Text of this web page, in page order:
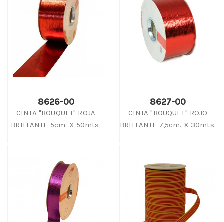
8626-00
CINTA "BOUQUET" ROJA
BRILLANTE 5cm. X 50mts.
8627-00
CINTA "BOUQUET" ROJO
BRILLANTE 7,5cm. X 30mts.